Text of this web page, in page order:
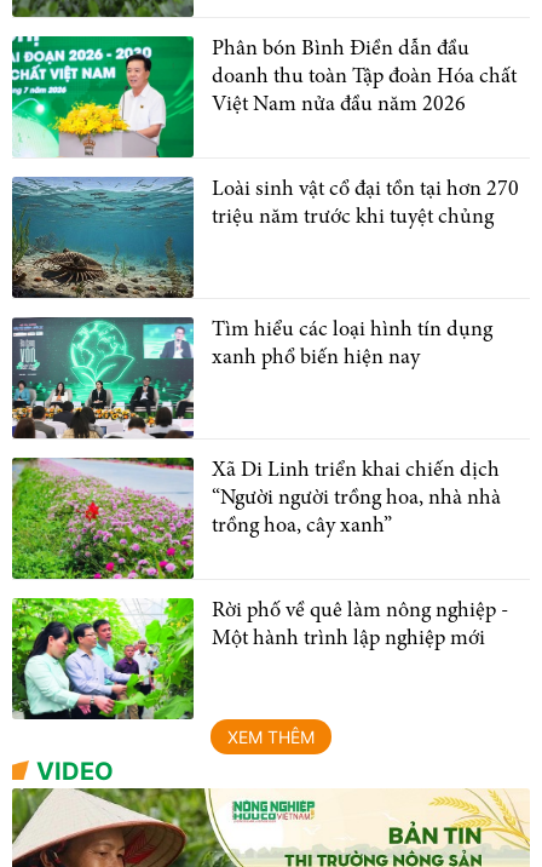
Phân bón Bình Điền dẫn đầu
doanh thu toàn Tập đoàn Hóa chất
Việt Nam nửa đầu năm 2026
Loài sinh vật cổ đại tồn tại hơn 270
triệu năm trước khi tuyệt chủng
Tìm hiểu các loại hình tín dụng
xanh phổ biến hiện nay
Xã Di Linh triển khai chiến dịch
“Người người trồng hoa, nhà nhà
trồng hoa, cây xanh”
Rời phố về quê làm nông nghiệp -
Một hành trình lập nghiệp mới
XEM THÊM
VIDEO